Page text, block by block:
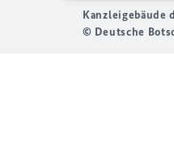
Kanzleigebäude
© Deutsche